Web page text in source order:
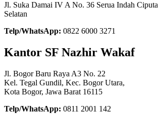
Jl. Suka Damai IV A No. 36 Serua Indah
Selatan
Telp/WhatsApp: 0822 6000 3271
Kantor SF Nazhir Wakaf
Jl. Bogor Baru Raya A3 No. 22
Kel. Tegal Gundil, Kec. Bogor Utara,
Kota Bogor, Jawa Barat 16115
Telp/WhatsApp: 0811 2001 142